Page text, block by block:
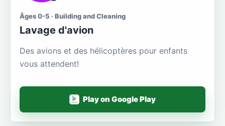
Âges 0-5 · Building and Cleaning
Lavage d'avion
Des avions et des hélicoptères pour enfants
vous attendent!
Play on Google Play